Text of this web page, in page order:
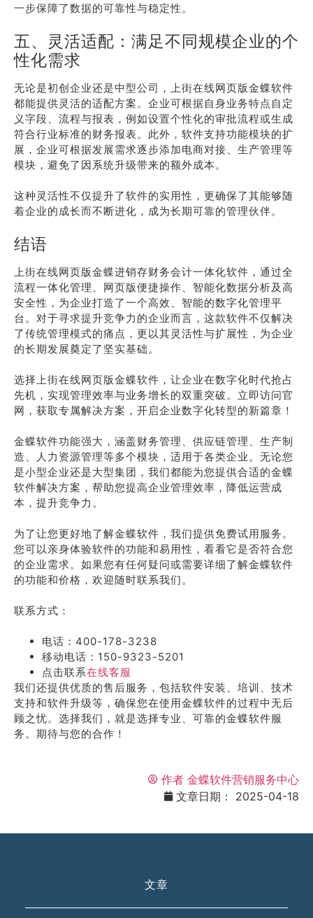
一步保障了数据的可靠性与稳定性。
五、灵活适配：满足不同规模企业的个
性化需求
无论是初创企业还是中型公司，上街在线网页版金蝶软件
都能提供灵活的适配方案。企业可根据自身业务特点自定
义字段、流程与报表，例如设置个性化的审批流程或生成
符合行业标准的财务报表。此外，软件支持功能模块的扩
展，企业可根据发展需求逐步添加电商对接、生产管理等
模块，避免了因系统升级带来的额外成本。
这种灵活性不仅提升了软件的实用性，更确保了其能够随
着企业的成长而不断进化，成为长期可靠的管理伙伴。
结语
上街在线网页版金蝶进销存财务会计一体化软件，通过全
流程一体化管理、网页版便捷操作、智能化数据分析及高
安全性，为企业打造了一个高效、智能的数字化管理平
台。对于寻求提升竞争力的企业而言，这款软件不仅解决
了传统管理模式的痛点，更以其灵活性与扩展性，为企业
的长期发展奠定了坚实基础。
选择上街在线网页版金蝶软件，让企业在数字化时代抢占
先机，实现管理效率与业务增长的双重突破。立即访问官
网，获取专属解决方案，开启企业数字化转型的新篇章！
金蝶软件功能强大，涵盖财务管理、供应链管理、生产制
造、人力资源管理等多个模块，适用于各类企业。无论您
是小型企业还是大型集团，我们都能为您提供合适的金蝶
软件解决方案，帮助您提高企业管理效率，降低运营成
本，提升竞争力。
为了让您更好地了解金蝶软件，我们提供免费试用服务。
您可以亲身体验软件的功能和易用性，看看它是否符合您
的企业需求。如果您有任何疑问或需要详细了解金蝶软件
的功能和价格，欢迎随时联系我们。
联系方式：
电话：400-178-3238
移动电话：150-9323-5201
点击联系在线客服
我们还提供优质的售后服务，包括软件安装、培训、技术
支持和软件升级等，确保您在使用金蝶软件的过程中无后
顾之忧。选择我们，就是选择专业、可靠的金蝶软件服
务。期待与您的合作！
作者 金蝶软件营销服务中心
文章日期：
2025-04-18
文章